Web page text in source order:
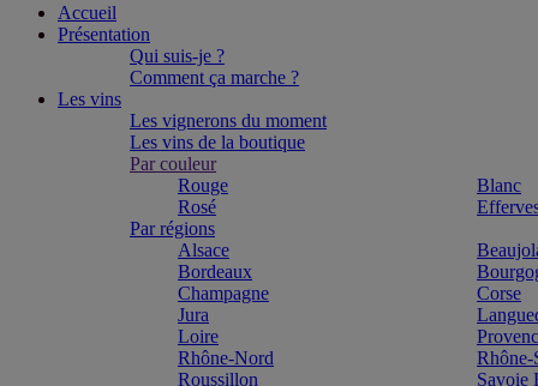
Accueil
Présentation
Qui suis-je ?
Comment ça marche ?
Les vins
Les vignerons du moment
Les vins de la boutique
Par couleur
Rouge
Blanc
Rosé
Par régions
Alsace
Bordeaux
Champagne
Corse
Jura
Loire
Rhône-Nord
Rhône-
Roussillon
Savoie